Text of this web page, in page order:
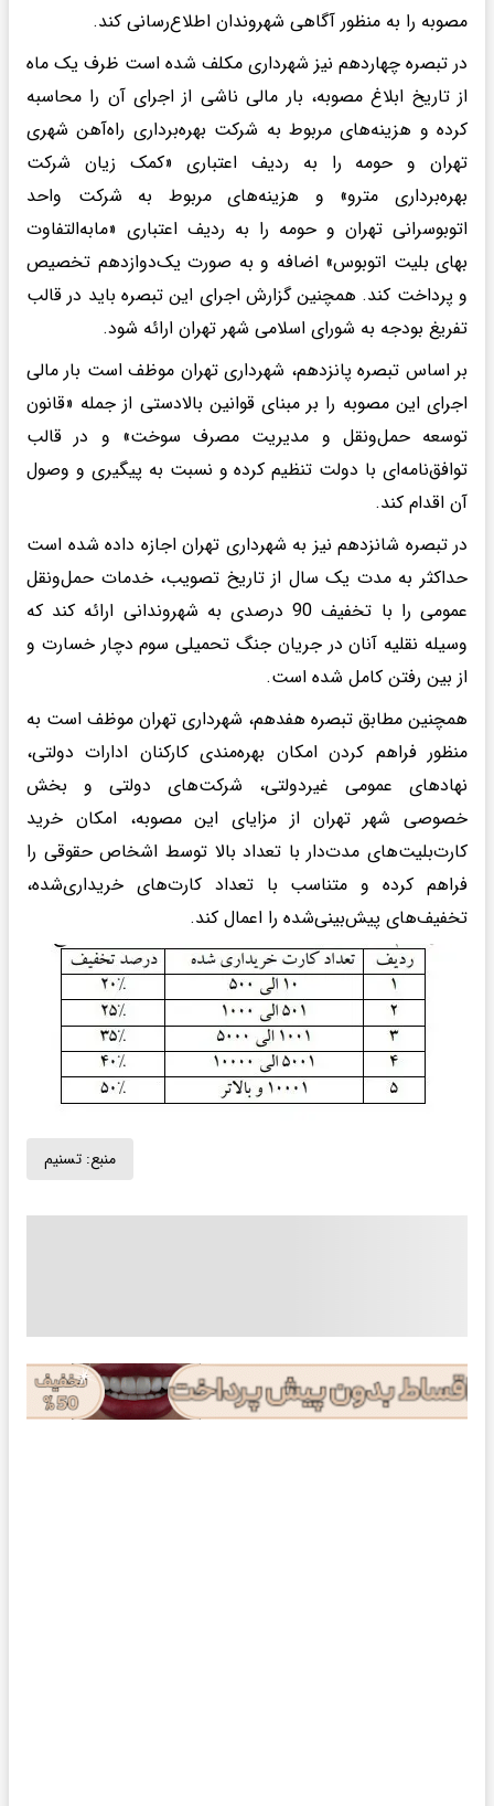
مصوبه را به منظور آگاهی شهروندان اطلاع‌رسانی کند.
در تبصره چهاردهم نیز شهرداری مکلف شده است ظرف یک ماه
از تاریخ ابلاغ مصوبه، بار مالی ناشی از اجرای آن را محاسبه
کرده و هزینه‌های مربوط به شرکت بهره‌برداری راه‌آهن شهری
تهران و حومه را به ردیف اعتباری «کمک زیان شرکت
بهره‌برداری مترو» و هزینه‌های مربوط به شرکت واحد
اتوبوسرانی تهران و حومه را به ردیف اعتباری «مابه‌التفاوت
بهای بلیت اتوبوس» اضافه و به صورت یک‌دوازدهم تخصیص
و پرداخت کند. همچنین گزارش اجرای این تبصره باید در قالب
تفریغ بودجه به شورای اسلامی شهر تهران ارائه شود.
بر اساس تبصره پانزدهم، شهرداری تهران موظف است بار مالی
اجرای این مصوبه را بر مبنای قوانین بالادستی از جمله «قانون
توسعه حمل‌ونقل و مدیریت مصرف سوخت» و در قالب
توافق‌نامه‌ای با دولت تنظیم کرده و نسبت به پیگیری و وصول
آن اقدام کند.
در تبصره شانزدهم نیز به شهرداری تهران اجازه داده شده است
حداکثر به مدت یک سال از تاریخ تصویب، خدمات حمل‌ونقل
عمومی را با تخفیف 90 درصدی به شهروندانی ارائه کند که
وسیله نقلیه آنان در جریان جنگ تحمیلی سوم دچار خسارت و
از بین رفتن کامل شده است.
همچنین مطابق تبصره هفدهم، شهرداری تهران موظف است به
منظور فراهم کردن امکان بهره‌مندی کارکنان ادارات دولتی،
نهادهای عمومی غیردولتی، شرکت‌های دولتی و بخش
خصوصی شهر تهران از مزایای این مصوبه، امکان خرید
کارت‌بلیت‌های مدت‌دار با تعداد بالا توسط اشخاص حقوقی را
فراهم کرده و متناسب با تعداد کارت‌های خریداری‌شده،
تخفیف‌های پیش‌بینی‌شده را اعمال کند.
منبع: تسنیم